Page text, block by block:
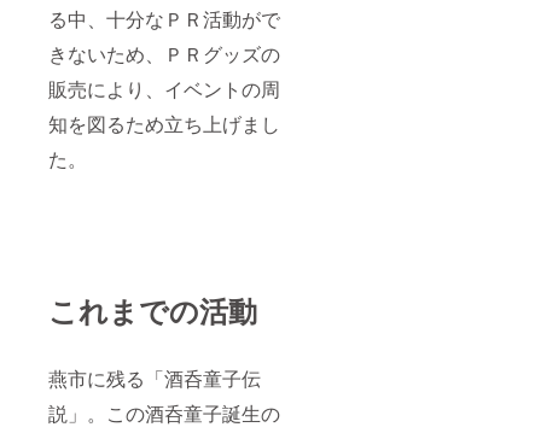
る中、十分なＰＲ活動がで
きないため、ＰＲグッズの
販売により、イベントの周
知を図るため立ち上げまし
た。
これまでの活動
燕市に残る「酒呑童子伝
説」。この酒呑童子誕生の